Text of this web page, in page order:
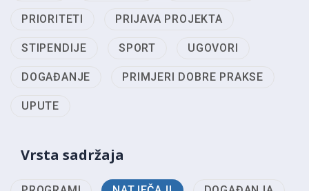
PRIORITETI PRIJAVA PROJEKTA
STIPENDIJE SPORT UGOVORI
DOGAĐANJE PRIMJERI DOBRE PRAKSE
UPUTE
Vrsta sadržaja